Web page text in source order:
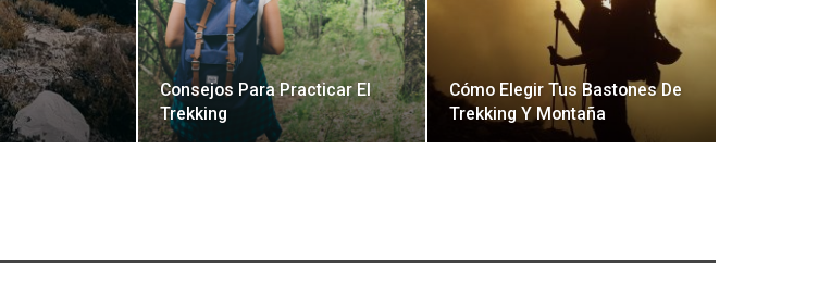
Consejos Para Practicar El
Trekking
Cómo Elegir Tus Bastones De
Trekking Y Montaña